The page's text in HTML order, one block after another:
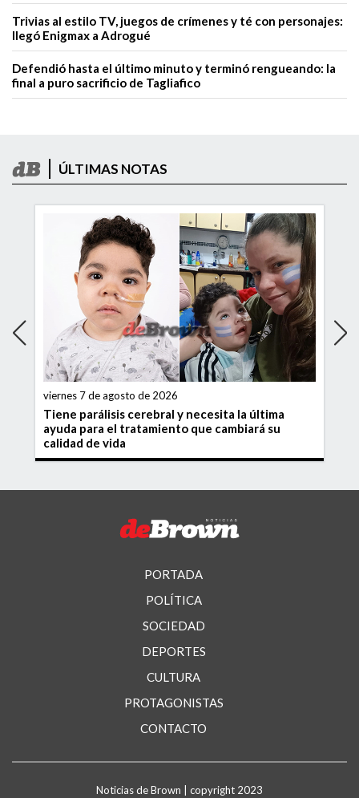
Trivias al estilo TV, juegos de crímenes y té con personajes:
llegó Enigmax a Adrogué
Defendió hasta el último minuto y terminó rengueando: la
final a puro sacrificio de Tagliafico
ÚLTIMAS NOTAS
viernes 7 de agosto de 2026
Tiene parálisis cerebral y necesita la última
ayuda para el tratamiento que cambiará su
calidad de vida
PORTADA
POLÍTICA
SOCIEDAD
DEPORTES
CULTURA
PROTAGONISTAS
CONTACTO
Noticias de Brown | copyright 2023